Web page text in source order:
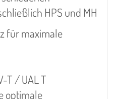
HPS und MH
für maximale
T / UAL T
optimale